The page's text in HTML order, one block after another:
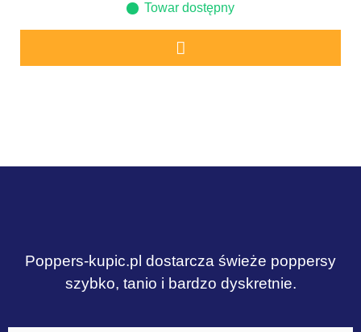
Towar dostępny
Poppers-kupic.pl dostarcza świeże poppersy
szybko, tanio i bardzo dyskretnie.